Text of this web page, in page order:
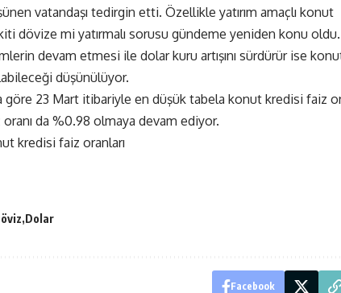
vatandaşı tedirgin etti. Özellikle yatırım amaçlı konut
dövize mi yatırmalı sorusu gündeme yeniden konu oldu.
devam etmesi ile dolar kuru artışını sürdürür ise
düşünülüyor.
göre 23 Mart itibariyle en düşük tabela konut kredisi faiz
da %0.98 olmaya devam ediyor.
kredisi faiz oranları
Dolar
Facebook